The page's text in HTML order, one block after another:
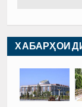
ХАБАРҲОИ